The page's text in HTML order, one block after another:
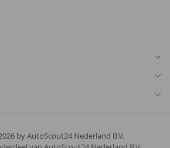
by AutoScout24 Nederland B.V.